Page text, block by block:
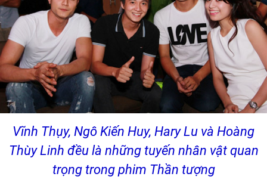
Vĩnh Thụy, Ngô Kiến Huy, Hary Lu và Hoàng
Thùy Linh đều là những tuyến nhân vật quan
trọng trong phim Thần tượng